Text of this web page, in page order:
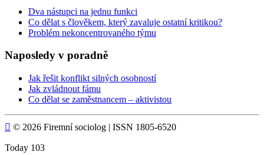
Dva nástupci na jednu funkci
Co dělat s člověkem, který zavaluje ostatní kritikou?
Problém nekoncentrovaného týmu
Naposledy v poradně
Jak řešit konflikt silných osobností
Jak zvládnout fámu
Co dělat se zaměstnancem – aktivistou
 © 2026 Firemní sociolog | ISSN 1805-6520
Today 103